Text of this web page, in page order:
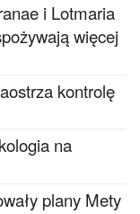
i Lotmaria
więcej
kontrolę
na
plany Mety